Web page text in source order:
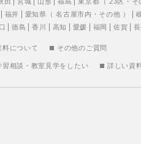
福井 愛知県 （名古屋市内 ・ その他 ）
徳島 香川 高知 愛媛 福岡 佐賀
料について その他のご質問
習相談・教室見学をしたい 詳しい資